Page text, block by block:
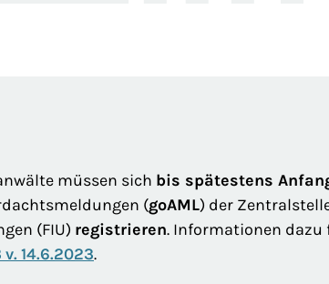
müssen sich bis spätestens
(goAML) der
(FIU) registrieren. Informationen dazu
14.6.2023.